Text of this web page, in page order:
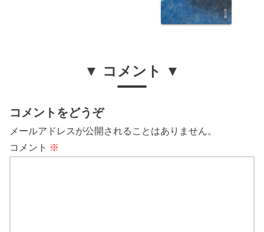
▼ コメント ▼
コメントをどうぞ
メールアドレスが公開されることはありません。
コメント ※